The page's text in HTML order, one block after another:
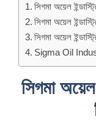
সিগমা অয়েল
সিগমা অয়েল
সিগমা অয়েল
Sigma Oil
সিগমা অয়েল